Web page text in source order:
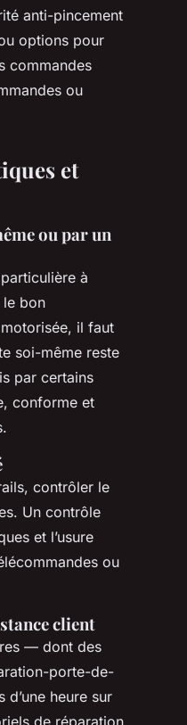
anti-pincement
options pour
commandes
ou
et
ou par un
à
le bon
il faut
soi-même reste
par certains
conforme et
contrôler le
Un contrôle
et l’usure
ou
client
— dont des
porte-de-
heure sur